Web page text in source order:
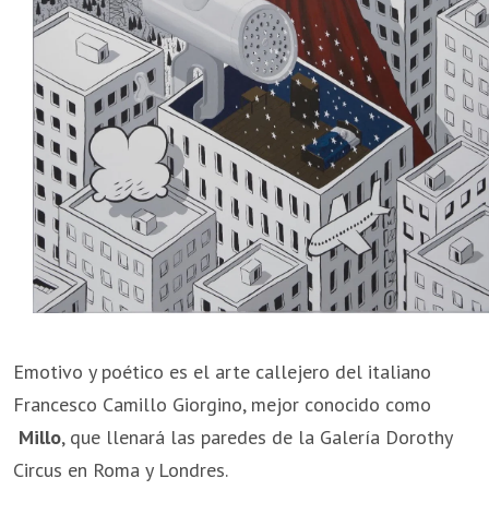
Emotivo y poético es el arte callejero del italiano
Francesco Camillo Giorgino, mejor conocido como
Millo, que llenará las paredes de la Galería Dorothy
Circus en Roma y Londres.